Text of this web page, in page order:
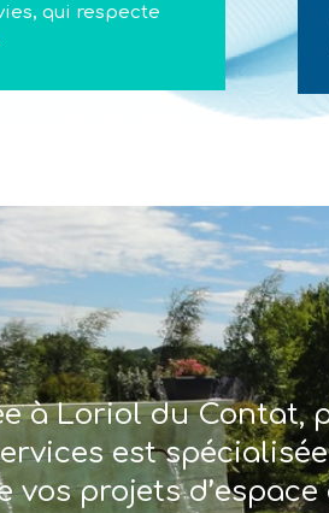
qui respecte
à Loriol du Contat,
est
vos projets